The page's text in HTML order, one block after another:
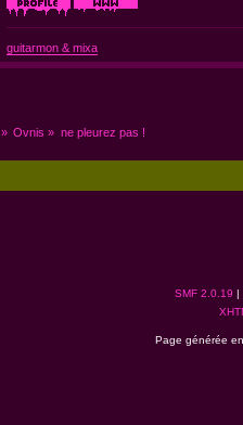
guitarmon & mixa
» Ovnis » ne pleurez pas !
SMF 2.0.19 |
Page générée